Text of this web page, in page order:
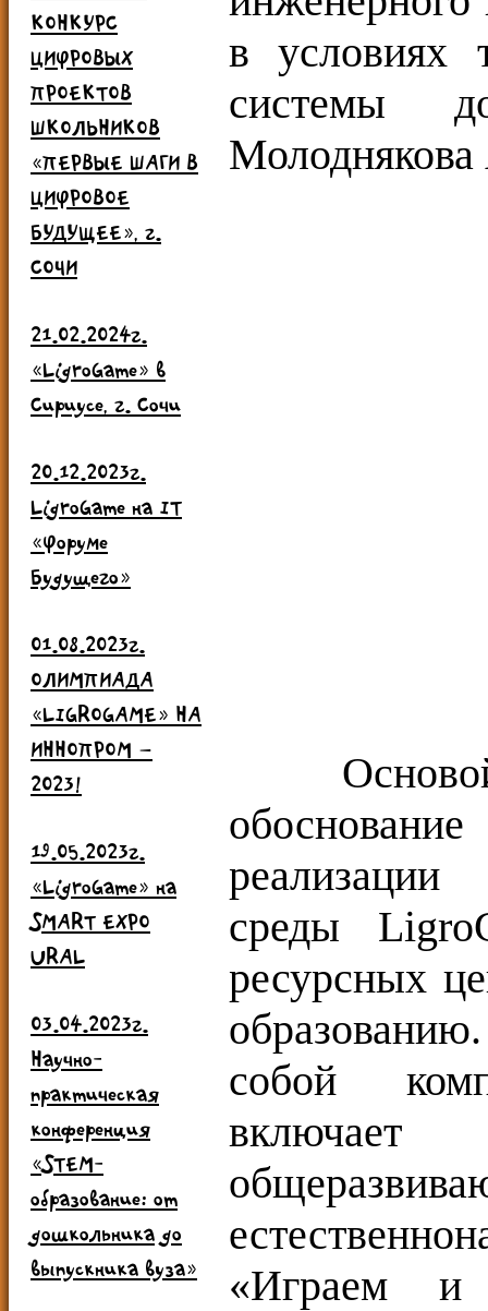
КОНКУРС
ЦИФРОВЫХ
ПРОЕКТОВ
ШКОЛЬНИКОВ
«ПЕРВЫЕ ШАГИ В
ЦИФРОВОЕ
БУДУЩЕЕ», г.
СОЧИ
21.02.2024г.
«LigroGame» в
Сириусе, г. Сочи
20.12.2023г.
LigroGame на IT
«Форуме
Будущего»
01.08.2023г.
ОЛИМПИАДА
«LIGROGAME» НА
ИННОПРОМ –
2023!
19.05.2023г.
«LigroGame» на
SMART EXPO
URAL
03.04.2023г.
Научно-
практическая
конференция
«STEM-
образование: от
дошкольника до
выпускника вуза»
в условиях
системы
Основой
среды
ресурсных
собой
«Играем и